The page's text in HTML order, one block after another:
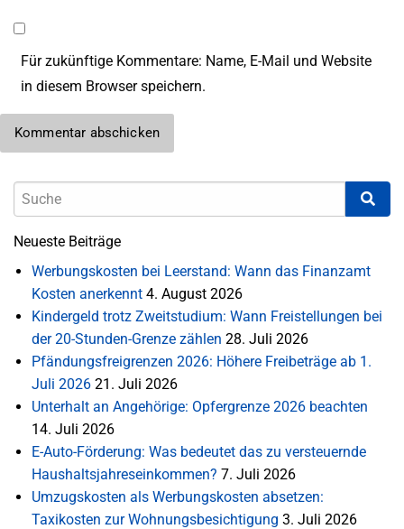
Für zukünftige Kommentare: Name, E-Mail und Website
in diesem Browser speichern.
Neueste Beiträge
Werbungskosten bei Leerstand: Wann das Finanzamt
Kosten anerkennt 4. August 2026
Kindergeld trotz Zweitstudium: Wann Freistellungen bei
der 20-Stunden-Grenze zählen 28. Juli 2026
Pfändungsfreigrenzen 2026: Höhere Freibeträge ab 1.
Juli 2026 21. Juli 2026
Unterhalt an Angehörige: Opfergrenze 2026 beachten
14. Juli 2026
E-Auto-Förderung: Was bedeutet das zu versteuernde
Haushaltsjahreseinkommen? 7. Juli 2026
Umzugskosten als Werbungskosten absetzen:
Taxikosten zur Wohnungsbesichtigung 3. Juli 2026